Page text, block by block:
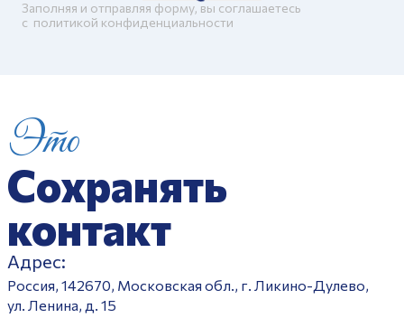
Заполняя и отправляя форму, вы соглашаетесь
c политикой конфиденциальности
Это
Сохранять
контакт
Адрес:
Россия, 142670, Московская обл., г. Ликино-Дулево,
ул. Ленина, д. 15